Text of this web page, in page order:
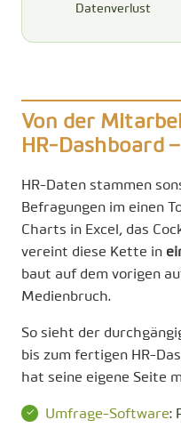
Datenverlust
Von der
HR-Dashboard
HR-Daten stammen
Befragungen im einen
Charts in Excel, das
vereint diese Kette in
baut auf dem vorigen
Medienbruch.
So sieht der
bis zum fertigen HR-
hat seine eigene Seite
Umfrage-Software: